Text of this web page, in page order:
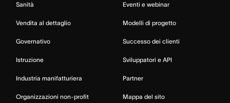
Sanità
Vendita al dettaglio
Governativo
Istruzione
Industria manifatturiera
Organizzazioni non-profit
Eventi e webinar
Modelli di progetto
Successo dei clienti
Sviluppatori e API
Partner
Mappa del sito